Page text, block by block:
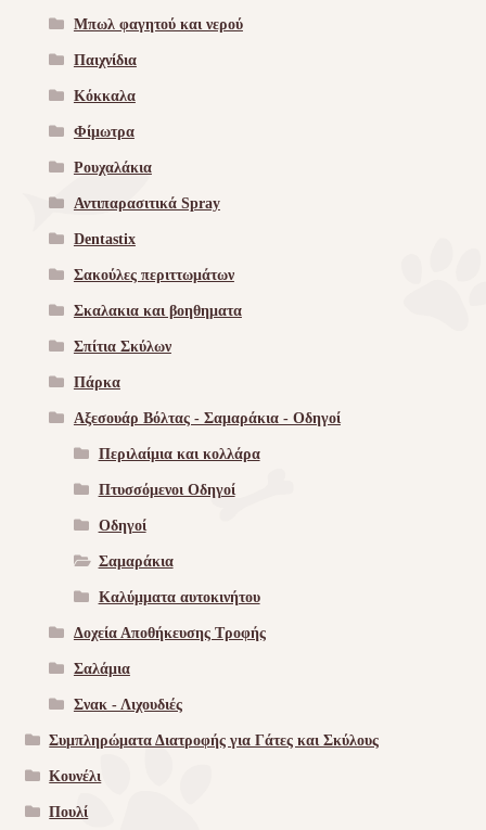
Μπωλ φαγητού και νερού
Παιχνίδια
Κόκκαλα
Φίμωτρα
Ρουχαλάκια
Αντιπαρασιτικά Spray
Dentastix
Σακούλες περιττωμάτων
Σκαλακια και βοηθηματα
Σπίτια Σκύλων
Πάρκα
Αξεσουάρ Βόλτας - Σαμαράκια - Οδηγοί
Περιλαίμια και κολλάρα
Πτυσσόμενοι Οδηγοί
Οδηγοί
Σαμαράκια
Καλύμματα αυτοκινήτου
Δοχεία Αποθήκευσης Τροφής
Σαλάμια
Σνακ - Λιχουδιές
Συμπληρώματα Διατροφής για Γάτες και Σκύλους
Κουνέλι
Πουλί